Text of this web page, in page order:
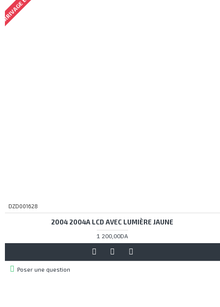
DZD001628
2004 2004A LCD AVEC LUMIÈRE JAUNE
1 200,00DA
Poser une question